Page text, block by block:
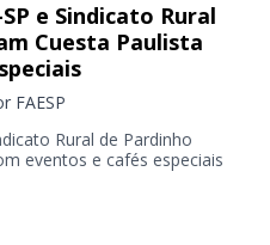
e Sindicato Rural
Cuesta Paulista
FAESP
Rural de Pardinho
eventos e cafés especiais